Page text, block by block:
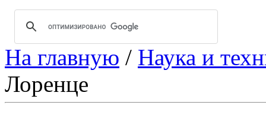
На главную / Наука и
Лоренце